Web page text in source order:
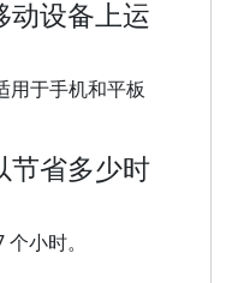
动设备上运
用于手机和平板
节省多少时
小时。